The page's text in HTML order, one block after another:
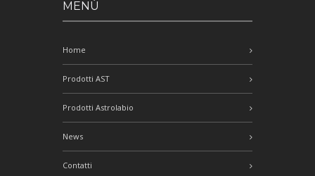
MENÙ
Home
Prodotti AST
Prodotti Astrolabio
News
Contatti